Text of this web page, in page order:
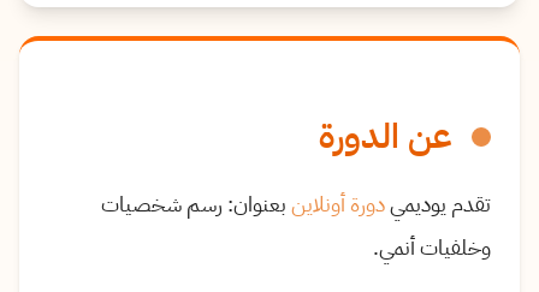
عن الدورة
تقدم يوديميدورة أونلاينبعنوان: رسم شخصيات
وخلفيات أنمي.